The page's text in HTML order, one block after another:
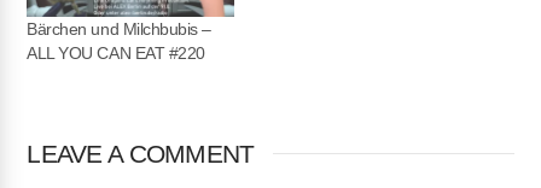
Bärchen und Milchbubis –
ALL YOU CAN EAT #220
LEAVE A COMMENT